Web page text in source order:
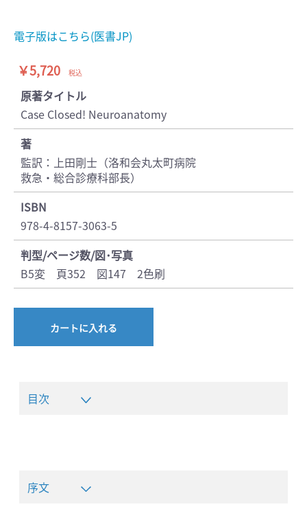
電子版はこちら(医書JP)
￥5,720 税込
原著タイトル
Case Closed! Neuroanatomy
著
監訳：上田剛士（洛和会丸太町病院
救急・総合診療科部長）
ISBN
978-4-8157-3063-5
判型/ページ数/図･写真
B5変 頁352 図147 2色刷
カートに入れる
目次
序文